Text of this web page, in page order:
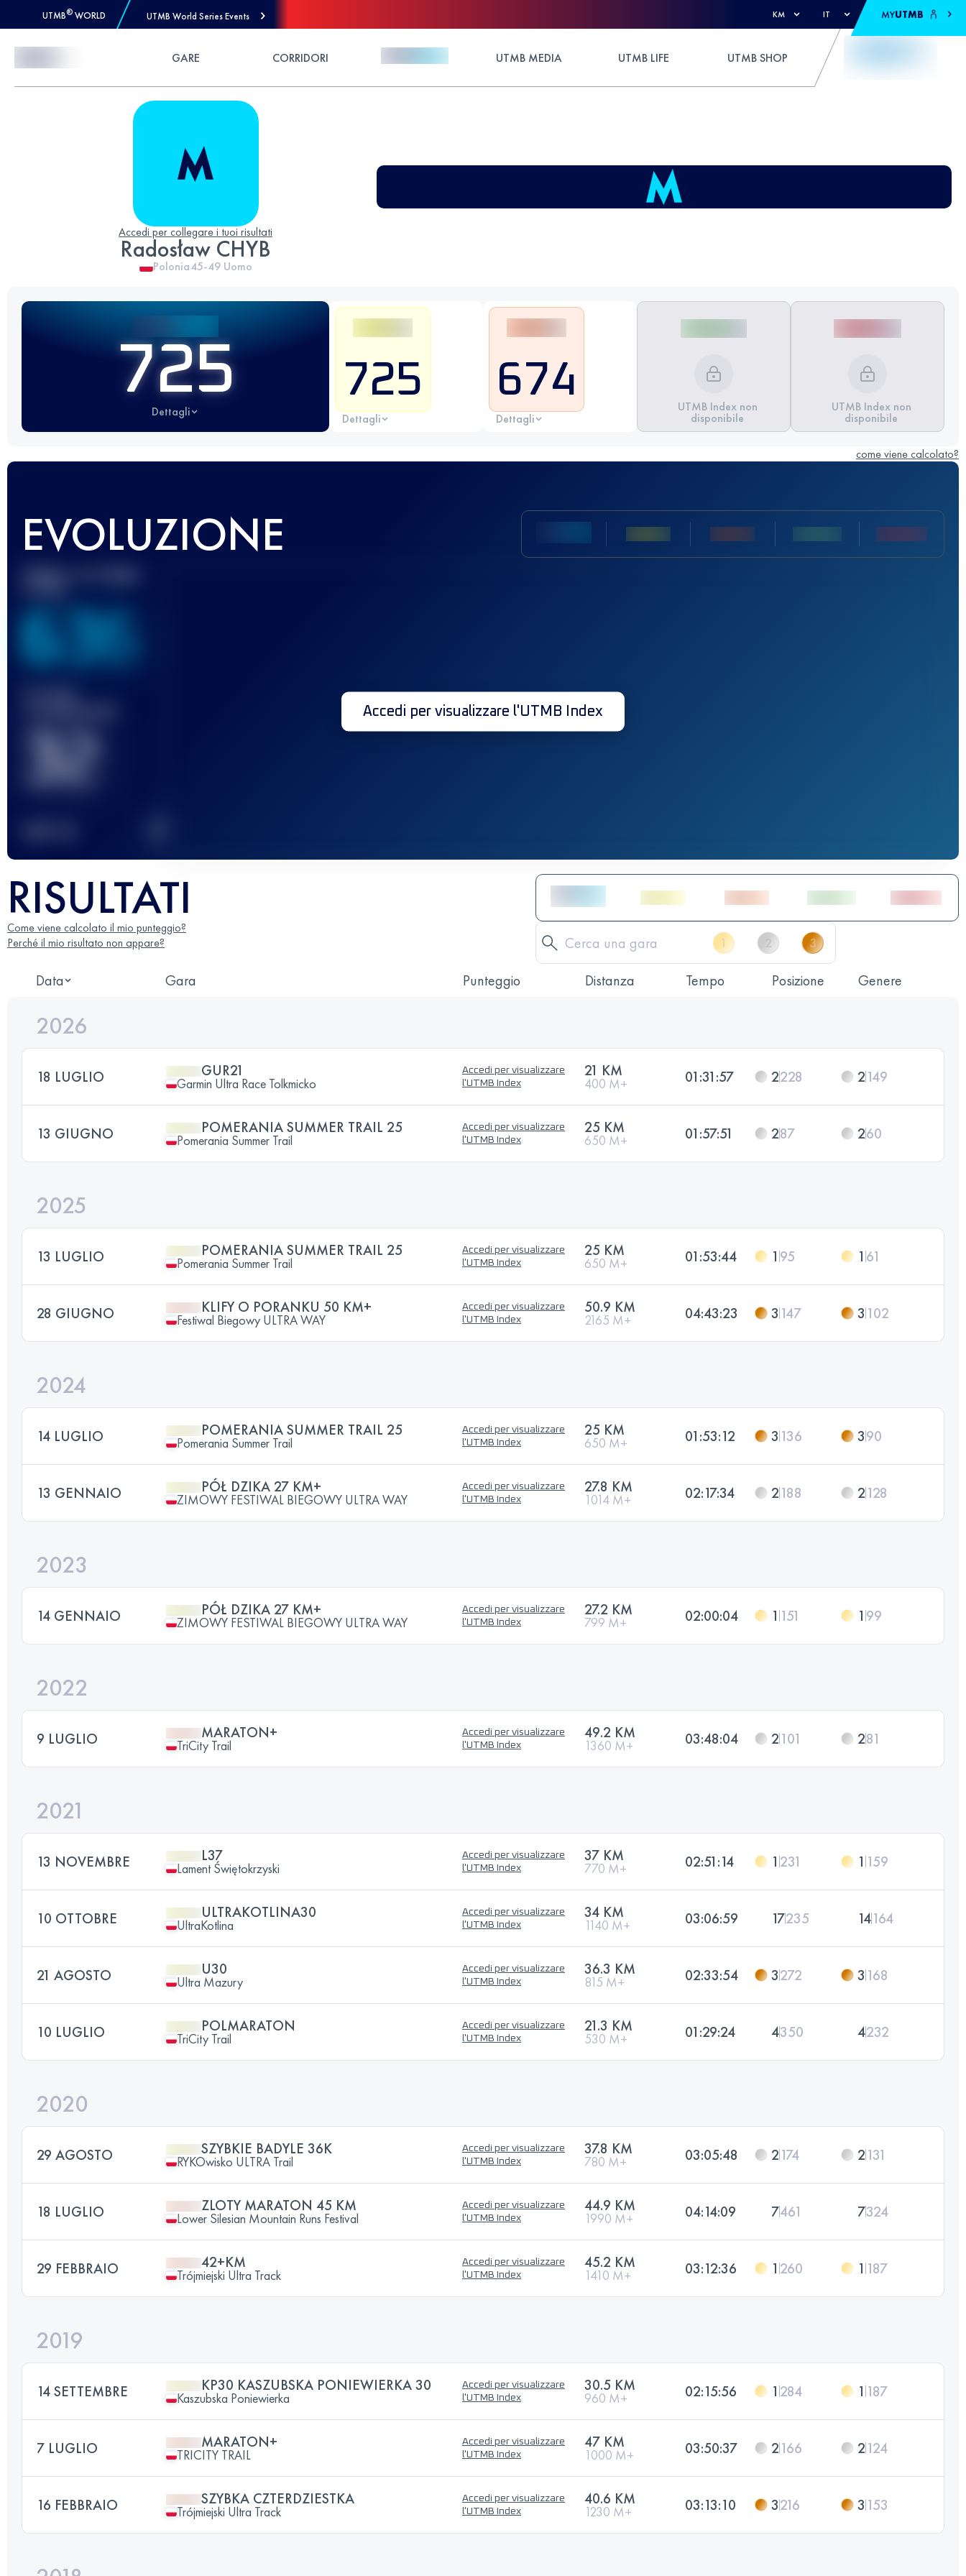
UTMB® WORLD UTMB World Series Events KM IT MYUTMB
GARE CORRIDORI UTMB MEDIA UTMB LIFE UTMB SHOP
Accedi per collegare i tuoi risultati
Radosław CHYB
Polonia45-49 Uomo
725
Dettagli
725
Dettagli
674
Dettagli
UTMB Index non
disponibile
UTMB Index non
disponibile
come viene calcolato?
EVOLUZIONE
Miglior punteggio
636
Gara(e)
32
Accedi per visualizzare l'UTMB Index
RISULTATI
Come viene calcolato il mio punteggio?
Perché il mio risultato non appare?
Data Gara Punteggio Distanza Tempo Posizione Genere
2026
18 LUGLIO GUR21
Garmin Ultra Race Tolkmicko
Accedi per visualizzare
l'UTMB Index
21 KM
400 M+ 01:31:57 2228 2149
13 GIUGNO POMERANIA SUMMER TRAIL 25
Pomerania Summer Trail
Accedi per visualizzare
l'UTMB Index
25 KM
650 M+ 01:57:51 287 260
2025
13 LUGLIO POMERANIA SUMMER TRAIL 25
Pomerania Summer Trail
Accedi per visualizzare
l'UTMB Index
25 KM
650 M+ 01:53:44 1 95 1 61
28 GIUGNO KLIFY O PORANKU 50 KM+
Festiwal Biegowy ULTRA WAY
Accedi per visualizzare
l'UTMB Index
50.9 KM
2165 M+ 04:43:23 3 147 3 102
2024
14 LUGLIO POMERANIA SUMMER TRAIL 25
Pomerania Summer Trail
Accedi per visualizzare
l'UTMB Index
25 KM
650 M+ 01:53:12 3 136 390
13 GENNAIO PÓŁ DZIKA 27 KM+
ZIMOWY FESTIWAL BIEGOWY ULTRA WAY
Accedi per visualizzare
l'UTMB Index
27.8 KM
1014 M+ 02:17:34 2188 2128
2023
14 GENNAIO PÓŁ DZIKA 27 KM+
ZIMOWY FESTIWAL BIEGOWY ULTRA WAY
Accedi per visualizzare
l'UTMB Index
27.2 KM
799 M+ 02:00:04 1 151 1 99
2022
9 LUGLIO MARATON+
TriCity Trail
Accedi per visualizzare
l'UTMB Index
49.2 KM
1360 M+ 03:48:04 2101 281
2021
13 NOVEMBRE L37
Lament Świętokrzyski
Accedi per visualizzare
l'UTMB Index
37 KM
770 M+ 02:51:14 1 231 1 159
10 OTTOBRE ULTRAKOTLINA30
UltraKotlina
Accedi per visualizzare
l'UTMB Index
34 KM
1140 M+ 03:06:59 17235 14164
21 AGOSTO U30
Ultra Mazury
Accedi per visualizzare
l'UTMB Index
36.3 KM
815 M+ 02:33:54 3272 3 168
10 LUGLIO POLMARATON
TriCity Trail
Accedi per visualizzare
l'UTMB Index
21.3 KM
530 M+ 01:29:24 4350 4232
2020
29 AGOSTO SZYBKIE BADYLE 36K
RYKOwisko ULTRA Trail
Accedi per visualizzare
l'UTMB Index
37.8 KM
780 M+ 03:05:48 2174 2131
18 LUGLIO ZLOTY MARATON 45 KM
Lower Silesian Mountain Runs Festival
Accedi per visualizzare
l'UTMB Index
44.9 KM
1990 M+ 04:14:09 7461 7324
29 FEBBRAIO 42+KM
Trójmiejski Ultra Track
Accedi per visualizzare
l'UTMB Index
45.2 KM
1410 M+ 03:12:36 1 260 1 187
2019
14 SETTEMBRE KP30 KASZUBSKA PONIEWIERKA 30
Kaszubska Poniewierka
Accedi per visualizzare
l'UTMB Index
30.5 KM
960 M+ 02:15:56 1 284 1 187
7 LUGLIO MARATON+
TRICITY TRAIL
Accedi per visualizzare
l'UTMB Index
47 KM
1000 M+ 03:50:37 2166 2124
16 FEBBRAIO SZYBKA CZTERDZIESTKA
Trójmiejski Ultra Track
Accedi per visualizzare
l'UTMB Index
40.6 KM
1230 M+ 03:13:10 3216 3 153